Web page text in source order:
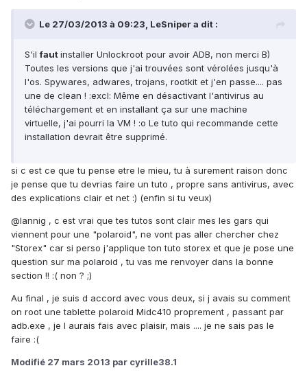
Le 27/03/2013 à 09:23, LeSniper a dit :
S'ilfautinstaller Unlockroot pour avoir ADB, non merci B)
Toutes les versions que j'ai trouvées sont vérolées jusqu'à
l'os. Spywares, adwares, trojans, rootkit et j'en passe.... pas
une de clean ! :excl: Même en désactivant l'antivirus au
téléchargement et en installant ça sur une machine
virtuelle, j'ai pourri la VM ! :o Le tuto qui recommande cette
installation devrait être supprimé.
si c est ce que tu pense etre le mieu, tu à surement raison donc
je pense que tu devrias faire un tuto , propre sans antivirus, avec
des explications clair et net :) (enfin si tu veux)
@lannig , c est vrai que tes tutos sont clair mes les gars qui
viennent pour une "polaroid", ne vont pas aller chercher chez
"Storex" car si perso j'applique ton tuto storex et que je pose une
question sur ma polaroid , tu vas me renvoyer dans la bonne
section !! :( non ? ;)
Au final , je suis d accord avec vous deux, si j avais su comment
on root une tablette polaroid Midc410 proprement , passant par
adb.exe , je l aurais fais avec plaisir, mais .... je ne sais pas le
faire :(
Modifié 27 mars 2013 par cyrille38.1